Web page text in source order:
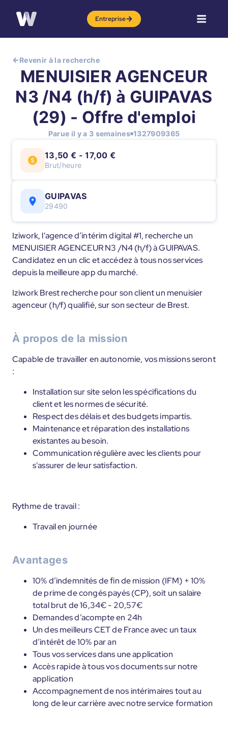
Entreprise
Revenir à la recherche
MENUISIER AGENCEUR
N3 /N4 (h/f) à GUIPAVAS
(29) - Offre d'emploi
Parue il y a 3 semaines 1327909365
13,50 € - 17,00 €
Brut/heure
GUIPAVAS
29490
Iziwork, l'agence d’intérim digital #1, recherche un
MENUISIER AGENCEUR N3 /N4 (h/f) à GUIPAVAS.
Candidatez en un clic et accédez à tous nos services
depuis la meilleure app du marché.
Iziwork Brest recherche pour son client un menuisier
agenceur (h/f) qualifié, sur son secteur de Brest.
À propos de la mission
Capable de travailler en autonomie, vos missions seront
:
Installation sur site selon les spécifications du
client et les normes de sécurité.
Respect des délais et des budgets impartis.
Maintenance et réparation des installations
existantes au besoin.
Communication régulière avec les clients pour
s'assurer de leur satisfaction.
Rythme de travail :
Travail en journée
Avantages
10% d’indemnités de fin de mission (IFM) + 10%
de prime de congés payés (CP), soit un salaire
total brut de 16,34€ - 20,57€
Demandes d’acompte en 24h
Un des meilleurs CET de France avec un taux
d’intérêt de 10% par an
Tous vos services dans une application
Accès rapide à tous vos documents sur notre
application
Accompagnement de nos intérimaires tout au
long de leur carrière avec notre service formation